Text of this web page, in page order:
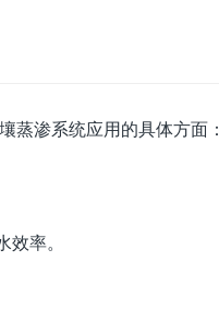
蒸渗系统应用的具体方面：
率。